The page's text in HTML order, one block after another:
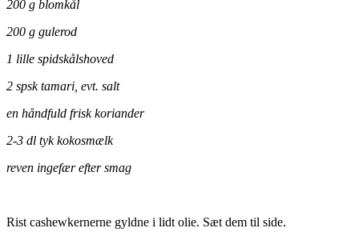
200 g blomkål
200 g gulerod
1 lille spidskålshoved
2 spsk tamari, evt. salt
en håndfuld frisk koriander
2-3 dl tyk kokosmælk
reven ingefær efter smag
Rist cashewkernerne gyldne i lidt olie. Sæt dem til side.